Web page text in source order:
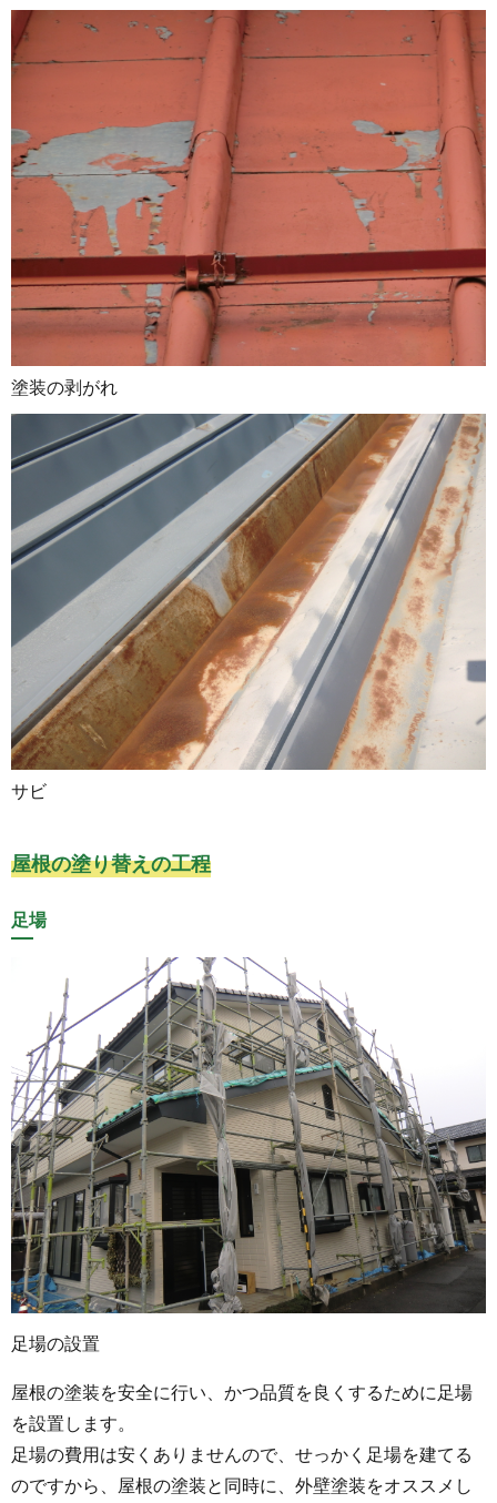
塗装の剥がれ
サビ
屋根の塗り替えの工程
足場
足場の設置
屋根の塗装を安全に行い、かつ品質を良くするために足場
を設置します。
足場の費用は安くありませんので、せっかく足場を建てる
のですから、屋根の塗装と同時に、外壁塗装をオススメし